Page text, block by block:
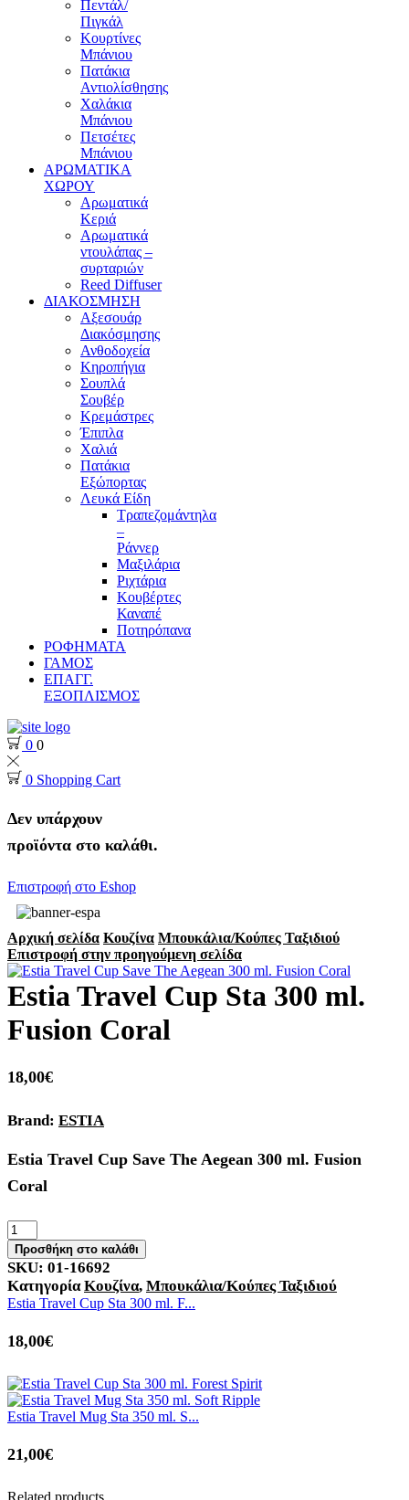
Πεντάλ/
Πιγκάλ
Κουρτίνες
Μπάνιου
Πατάκια
Αντιολίσθησης
Χαλάκια
Μπάνιου
Πετσέτες
Μπάνιου
ΑΡΩΜΑΤΙΚΑ
ΧΩΡΟΥ
Αρωματικά
Κεριά
Αρωματικά
ντουλάπας –
συρταριών
Reed Diffuser
ΔΙΑΚΟΣΜΗΣΗ
Αξεσουάρ
Διακόσμησης
Ανθοδοχεία
Κηροπήγια
Σουπλά
Σουβέρ
Κρεμάστρες
Έπιπλα
Χαλιά
Πατάκια
Εξώπορτας
Λευκά Είδη
Τραπεζομάντηλα
–
Ράννερ
Μαξιλάρια
Ριχτάρια
Κουβέρτες
Καναπέ
Ποτηρόπανα
ΡΟΦΗΜΑΤΑ
ΓΑΜΟΣ
ΕΠΑΓΓ.
ΕΞΟΠΛΙΣΜΟΣ
0 0
0 Shopping Cart
Δεν υπάρχουν
προϊόντα στο καλάθι.
Επιστροφή στο Eshop
Αρχική σελίδα Κουζίνα Μπουκάλια/Κούπες Ταξιδιού
Επιστροφή στην προηγούμενη σελίδα
Estia Travel Cup Sta 300 ml.
Fusion Coral
18,00€
Brand: ESTIA
Estia Travel Cup Save The Aegean 300 ml. Fusion
Coral
Προσθήκη στο καλάθι
SKU: 01-16692
ΚατηγορίαΚουζίνα, Μπουκάλια/Κούπες Ταξιδιού
Estia Travel Cup Sta 300 ml. F...
18,00€
Estia Travel Mug Sta 350 ml. S...
21,00€
Related products